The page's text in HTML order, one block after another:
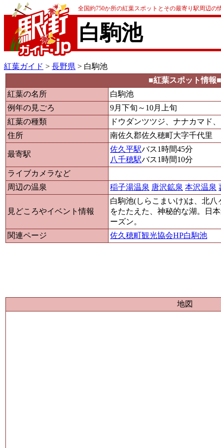
全国約750か所の紅葉スポットとその最寄り駅周辺の
白駒池
紅葉ガイド > 長野県 > 白駒池
■紅葉スポット情報■
紅葉の名所
白駒池
例年の見ごろ
9月下旬～10月上旬
紅葉の種類
ドウダンツツジ、ナナカマド
住所
南佐久郡佐久穂町大字千代里
最寄駅
佐久平駅バス1時間45分
八千穂駅バス1時間10分
ライブカメラなど
周辺の温泉
稲子湯温泉 唐沢鉱泉 本沢温泉
見どころやイベント情報
白駒池(しらこまいけ)は、北
をたたえた、神秘的な湖。日
ーズン。
関連ページ
佐久穂町観光協会HP白駒池
地図